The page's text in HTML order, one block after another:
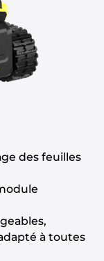
des feuilles
à toutes